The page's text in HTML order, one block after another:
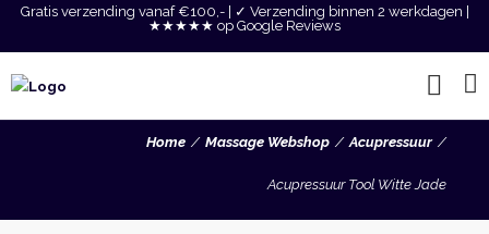
Gratis verzending vanaf €100,- | ✓ Verzending binnen 2 werkdagen |
★★★★★ op Google Reviews
Home Massage Webshop Acupressuur
Acupressuur Tool Witte Jade